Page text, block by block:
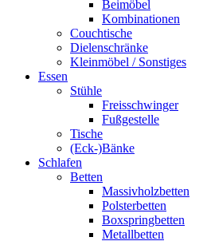
Beimöbel
Kombinationen
Couchtische
Dielenschränke
Kleinmöbel / Sonstiges
Essen
Stühle
Freisschwinger
Fußgestelle
Tische
(Eck-)Bänke
Schlafen
Betten
Massivholzbetten
Polsterbetten
Boxspringbetten
Metallbetten